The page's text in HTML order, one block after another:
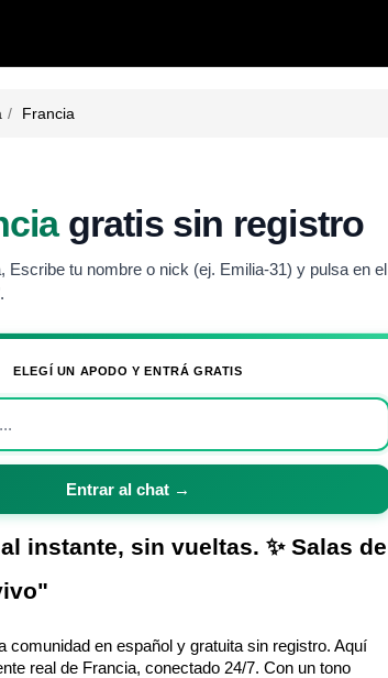
Francia
gratis sin registro
Escribe tu nombre o nick (ej. Emilia-31) y pulsa en el
ELEGÍ UN APODO Y ENTRÁ GRATIS
Entrar al chat →
instante, sin vueltas. ✨ Salas de
comunidad en español y gratuita sin registro. Aquí
real de Francia, conectado 24/7. Con un tono